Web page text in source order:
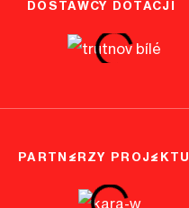
DOSTAWCY DOTACJI
PARTNERZY PROJEKTU